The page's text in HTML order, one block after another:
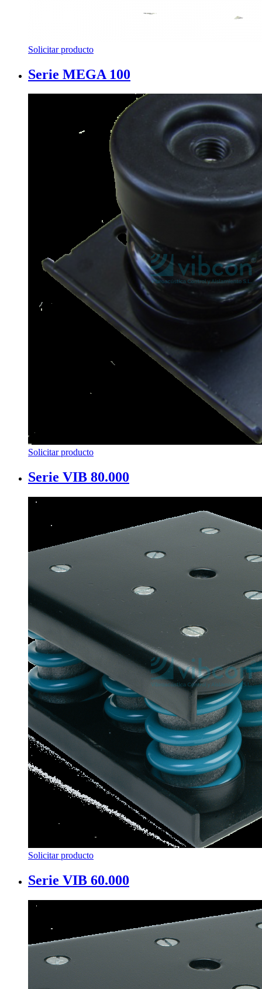
Solicitar producto
Serie MEGA 100
Solicitar producto
Serie VIB 80.000
Solicitar producto
Serie VIB 60.000